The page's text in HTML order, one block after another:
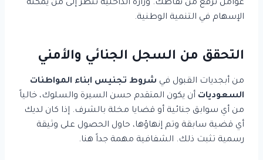
عوامل ترفع من نقاطك. وزارة الداخلية تنظر إلى من يمكنه
الإسهام في التنمية الوطنية.
التحقق من السجل الجنائي والأمني
من أبجديات القبول في شروط تجنيس ابناء المواطنات
السعوديات أن يكون المتقدم حسن السيرة والسلوك، خالياً
من أي سوابق جنائية أو قضايا مخلة بالشرف. إذا كان لديك
أي قضية سابقة وتم إنهاؤها، حاول الحصول على وثيقة
رسمية تثبت ذلك. الشفافية مهمة جداً هنا.